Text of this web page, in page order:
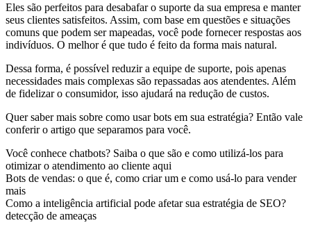
Eles são perfeitos para desabafar o suporte da sua empresa e manter
seus clientes satisfeitos. Assim, com base em questões e situações
comuns que podem ser mapeadas, você pode fornecer respostas aos
indivíduos. O melhor é que tudo é feito da forma mais natural.
Dessa forma, é possível reduzir a equipe de suporte, pois apenas
necessidades mais complexas são repassadas aos atendentes. Além
de fidelizar o consumidor, isso ajudará na redução de custos.
Quer saber mais sobre como usar bots em sua estratégia? Então vale
conferir o artigo que separamos para você.
Você conhece chatbots? Saiba o que são e como utilizá-los para
otimizar o atendimento ao cliente aqui
Bots de vendas: o que é, como criar um e como usá-lo para vender
mais
Como a inteligência artificial pode afetar sua estratégia de SEO?
detecção de ameaças